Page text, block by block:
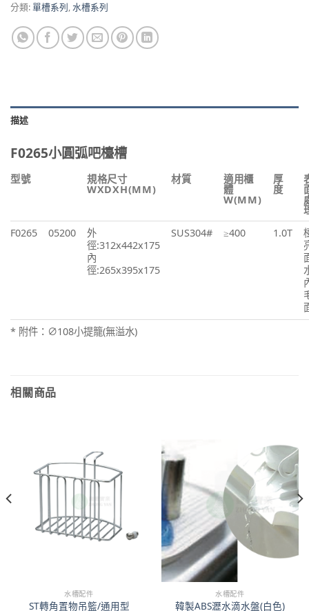
分類:單槽系列,水槽系列
描述
F0265小圓弧吧檯槽
型號 規格尺寸
WXDXH(MM)
材質 適用櫃
體
W(MM)
厚
度
F0265
05200
外
徑:312x442x175
內
徑:265x395x175
SUS304# ≥400 1.0T
* 附件：∅108小提籠(無溢水)
相關商品
水槽配件
ST轉角置物吊籃/通用型
水槽配件
韓製ABS瀝水滴水盤(白色)